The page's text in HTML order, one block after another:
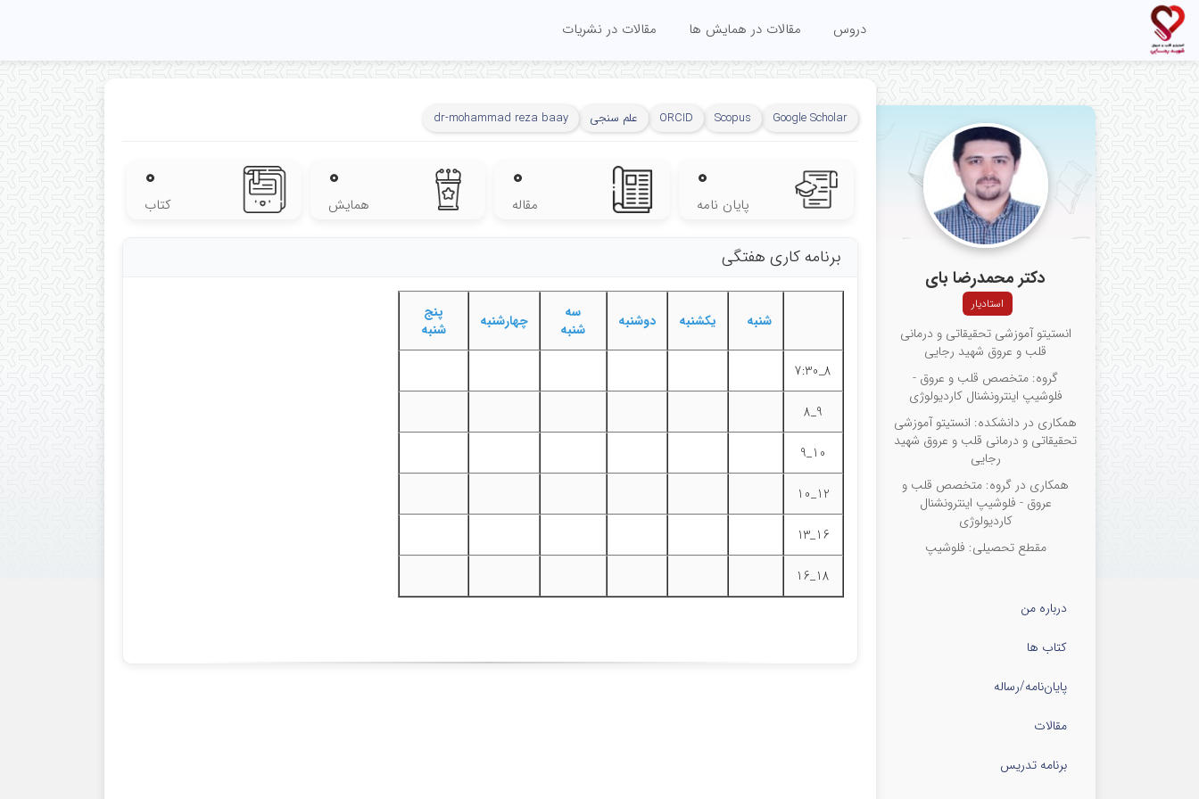
دروس مقالات در همایش ها مقالات در نشریات
دکتر محمدرضا بای
استادیار
انستیتو آموزشی تحقیقاتی و درمانی
قلب و عروق شهید رجایی
گروه: متخصص قلب و عروق -
فلوشیپ اینترونشنال کاردیولوژی
همکاری در دانشکده: انستیتو آموزشی
تحقیقاتی و درمانی قلب و عروق شهید
رجایی
همکاری در گروه: متخصص قلب و
عروق - فلوشیپ اینترونشنال
کاردیولوژی
مقطع تحصیلی: فلوشیپ
درباره من
کتاب ها
پایان‌نامه‌/رساله
مقالات
برنامه تدریس
Google Scholar
Scopus
ORCID علم سنجی dr-mohammad reza baay
۰
پایان نامه
۰
مقاله
۰
همایش
۰
کتاب
برنامه کاری هفتگی
شنبه یکشنبه دوشنبه
سه
شنبه
چهارشنبه
پنج
شنبه
8_7:30
9_8
10_9
12_10
16_13
18_16